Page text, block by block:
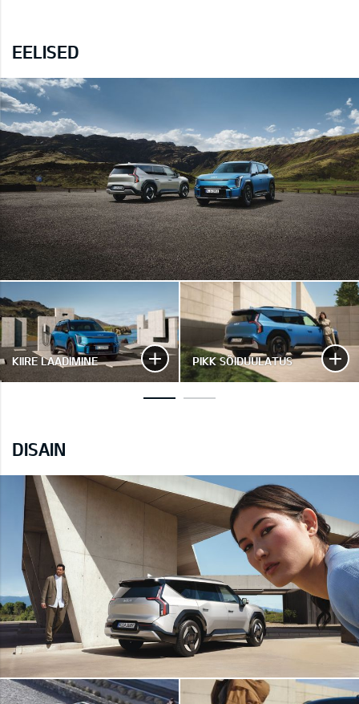
EELISED
KIIRE LAADIMINE PIKK SÕIDUULATUS
DISAIN